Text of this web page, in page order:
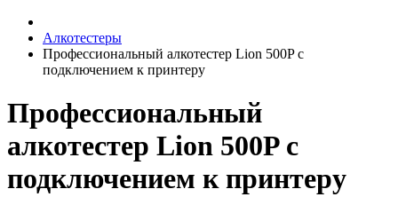
Алкотестеры
Профессиональный алкотестер Lion 500P с
подключением к принтеру
Профессиональный
алкотестер Lion 500P с
подключением к принтеру